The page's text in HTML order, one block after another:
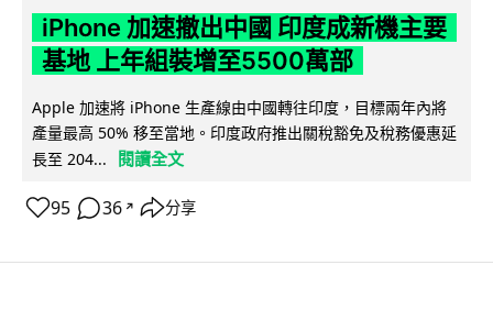
iPhone 加速撤出中國 印度成新機主要
基地 上年組裝增至5500萬部
Apple 加速將 iPhone 生產線由中國轉往印度，目標兩年內將
產量最高 50% 移至當地。印度政府推出關稅豁免及稅務優惠延
長至 204...
閱讀全文
95 36 ↗ 分享